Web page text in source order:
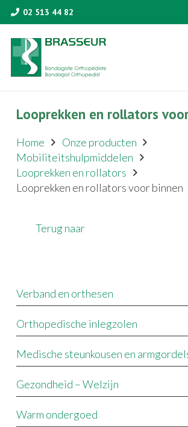
02 513 44 82
Looprekken en rollators
Home
Onze producten
Mobiliteitshulpmiddelen
Looprekken en rollators
Looprekken en rollators voor binnen
Terug naar
Verband en orthesen
Orthopedische inlegzolen
Medische steunkousen en
Gezondheid – Welzijn
Warm ondergoed